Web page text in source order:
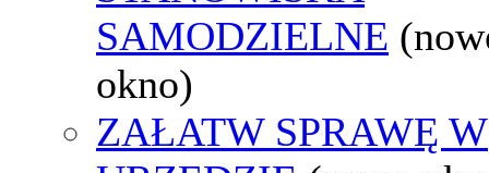
SAMODZIELNE
okno)
ZAŁATW SPRAWĘ W